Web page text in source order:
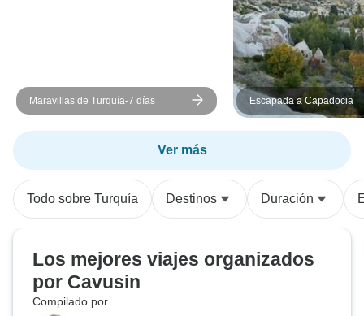
El viaje de vuelta
incidentes.
petición de
mediocre
mal sabor de
recomendaría
Maravillas de Turquía-7 días Escapada a Capadocia
Ver más
Todo sobre Turquía Destinos Duración
Los mejores viajes organizados
por Cavusin
Compilado por